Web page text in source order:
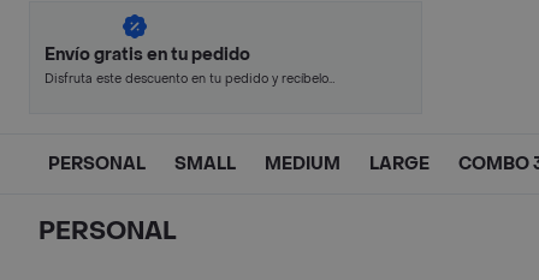
Envío gratis en tu pedido
Disfruta este descuento en tu pedido y recíbelo
PERSONAL SMALL MEDIUM LARGE COMBO
PERSONAL